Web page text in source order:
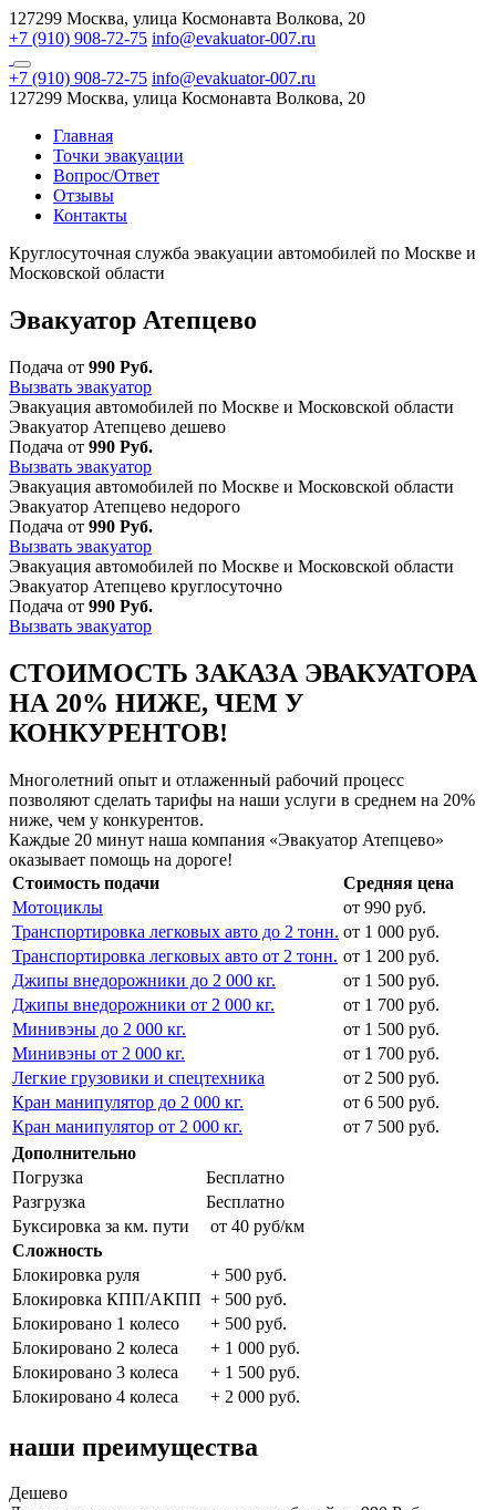
127299 Москва, улица Космонавта Волкова, 20
+7 (910) 908-72-75 info@evakuator-007.ru
+7 (910) 908-72-75 info@evakuator-007.ru
127299 Москва, улица Космонавта Волкова, 20
Главная
Точки эвакуации
Вопрос/Ответ
Отзывы
Контакты
Круглосуточная служба эвакуации автомобилей по Москве и
Московской области
Эвакуатор Атепцево
Подача от 990 Руб.
Вызвать эвакуатор
Эвакуация автомобилей по Москве и Московской области
Эвакуатор Атепцево дешево
Подача от 990 Руб.
Вызвать эвакуатор
Эвакуация автомобилей по Москве и Московской области
Эвакуатор Атепцево недорого
Подача от 990 Руб.
Вызвать эвакуатор
Эвакуация автомобилей по Москве и Московской области
Эвакуатор Атепцево круглосуточно
Подача от 990 Руб.
Вызвать эвакуатор
СТОИМОСТЬ ЗАКАЗА ЭВАКУАТОРА
НА 20% НИЖЕ, ЧЕМ У
КОНКУРЕНТОВ!
Многолетний опыт и отлаженный рабочий процесс
позволяют сделать тарифы на наши услуги в среднем на 20%
ниже, чем у конкурентов.
Каждые 20 минут наша компания «Эвакуатор Атепцево»
оказывает помощь на дороге!
Стоимость подачи
Средняя цена
Мотоциклы
от 990 руб.
Транспортировка легковых авто до 2 тонн. от 1 000 руб.
Транспортировка легковых авто от 2 тонн. от 1 200 руб.
Джипы внедорожники до 2 000 кг.
от 1 500 руб.
Джипы внедорожники от 2 000 кг.
от 1 700 руб.
Минивэны до 2 000 кг.
от 1 500 руб.
Минивэны от 2 000 кг.
от 1 700 руб.
Легкие грузовики и спецтехника
от 2 500 руб.
Кран манипулятор до 2 000 кг.
от 6 500 руб.
Кран манипулятор от 2 000 кг.
от 7 500 руб.
Дополнительно
Погрузка
Бесплатно
Разгрузка
Бесплатно
Буксировка за км. пути
от 40 руб/км
Сложность
Блокировка руля
+ 500 руб.
Блокировка КПП/АКПП + 500 руб.
Блокировано 1 колесо
+ 500 руб.
Блокировано 2 колеса
+ 1 000 руб.
Блокировано 3 колеса
+ 1 500 руб.
Блокировано 4 колеса
+ 2 000 руб.
наши преимущества
Дешево